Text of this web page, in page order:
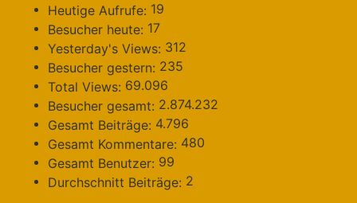
Heutige Aufrufe: 19
Besucher heute: 17
Yesterday's Views: 312
Besucher gestern: 235
Total Views: 69.096
Besucher gesamt: 2.874.232
Gesamt Beiträge: 4.796
Gesamt Kommentare: 480
Gesamt Benutzer: 99
Durchschnitt Beiträge: 2